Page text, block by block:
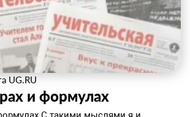
UG.RU
и формулах